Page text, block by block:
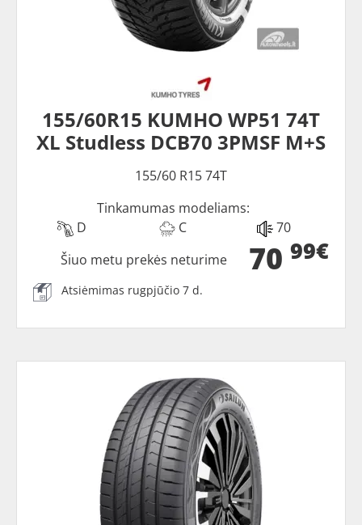
155/60R15 KUMHO WP51 74T
XL Studless DCB70 3PMSF M+S
155/60 R15 74T
Tinkamumas modeliams:
D
C 70
70 99€
Šiuo metu prekės neturime
Atsiėmimas rugpjūčio 7 d.